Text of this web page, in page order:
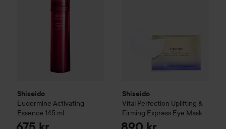
Shiseido
Eudermine Activating
Essence 145 ml
Shiseido
Vital Perfection Uplifting &
Firming Express Eye Mask